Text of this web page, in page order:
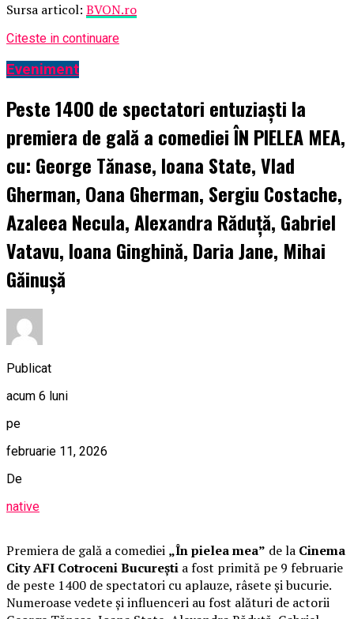
Sursa articol: BVON.ro
Citeste in continuare
Eveniment
Peste 1400 de spectatori entuziaști la
premiera de gală a comediei ÎN PIELEA MEA,
cu: George Tănase, Ioana State, Vlad
Gherman, Oana Gherman, Sergiu Costache,
Azaleea Necula, Alexandra Răduță, Gabriel
Vatavu, Ioana Ginghină, Daria Jane, Mihai
Găinușă
Publicat
acum 6 luni
pe
februarie 11, 2026
De
native
Premiera de gală a comediei „În pielea mea” de la Cinema
City AFI Cotroceni București a fost primită pe 9 februarie
de peste 1400 de spectatori cu aplauze, râsete și bucurie.
Numeroase vedete și influenceri au fost alături de actorii